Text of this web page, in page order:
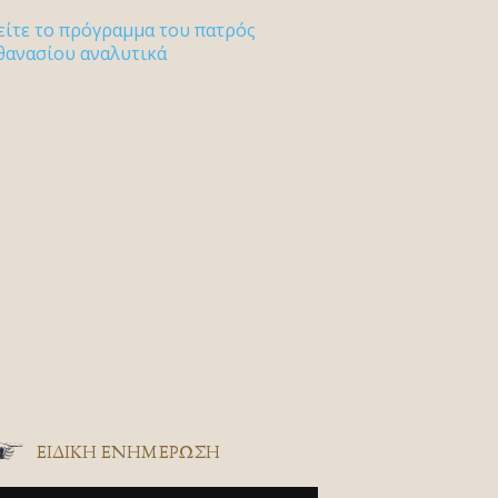
το πρόγραμμα του πατρός
αναλυτικά
ΕΙΔΙΚΉ ΕΝΗΜΈΡΩΣΗ